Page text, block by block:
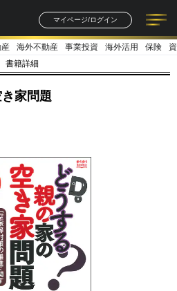
マイページ/ログイン
記事一覧 連載一覧
著者一覧 書籍一覧
産 海外不動産 事業投資 海外活用 保険
書籍詳細
家問題